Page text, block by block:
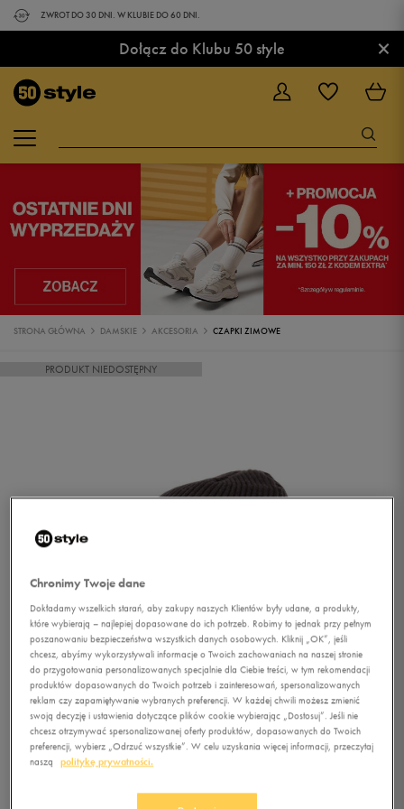
ZWROT DO 30 DNI. W KLUBIE DO 60 DNI.
Dołącz do Klubu 50 style ×
STRONA GŁÓWNA DAMSKIE AKCESORIA CZAPKI ZIMOWE
PRODUKT NIEDOSTĘPNY
1/3
Chronimy Twoje dane
Dokładamy wszelkich starań, aby zakupy naszych Klientów były udane, a produkty,
które wybierają – najlepiej dopasowane do ich potrzeb. Robimy to jednak przy pełnym
poszanowaniu bezpieczeństwa wszystkich danych osobowych. Kliknij „OK”, jeśli
chcesz, abyśmy wykorzystywali informacje o Twoich zachowaniach na naszej stronie
do przygotowania personalizowanych specjalnie dla Ciebie treści, w tym rekomendacji
produktów dopasowanych do Twoich potrzeb i zainteresowań, spersonalizowanych
reklam czy zapamiętywanie wybranych preferencji. W każdej chwili możesz zmienić
swoją decyzję i ustawienia dotyczące plików cookie wybierając „Dostosuj”. Jeśli nie
chcesz otrzymywać spersonalizowanej oferty produktów, dopasowanych do Twoich
preferencji, wybierz „Odrzuć wszystkie”. W celu uzyskania więcej informacji, przeczytaj
naszą
politykę prywatności.